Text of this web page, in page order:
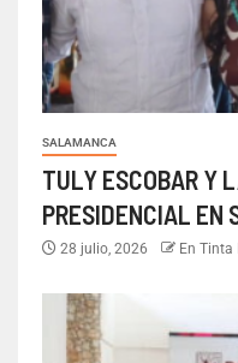
SALAMANCA
TULY ESCOBAR Y
PRESIDENCIAL EN
28 julio, 2026 En Tinta